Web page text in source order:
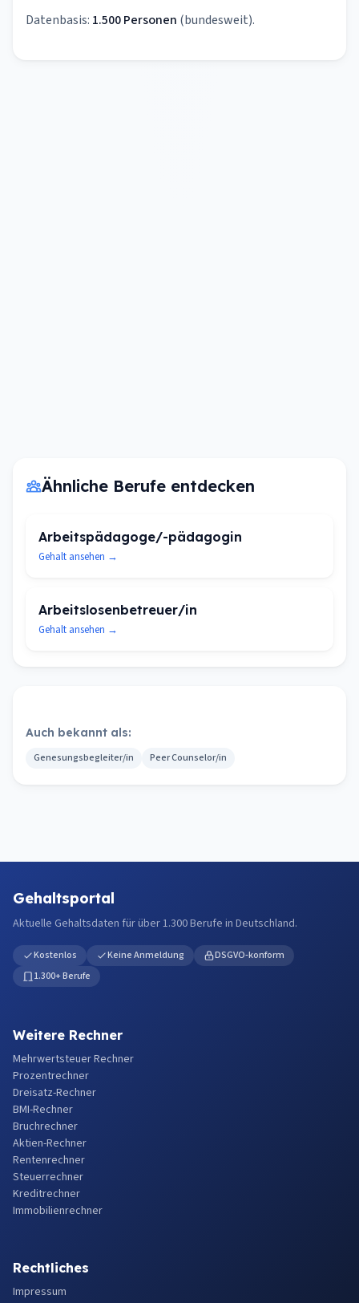
Datenbasis: 1.500 Personen (bundesweit).
Ähnliche Berufe entdecken
Arbeitspädagoge/-pädagogin
Gehalt ansehen →
Arbeitslosenbetreuer/in
Gehalt ansehen →
Auch bekannt als:
Genesungsbegleiter/in Peer Counselor/in
Gehaltsportal
Aktuelle Gehaltsdaten für über 1.300 Berufe in Deutschland.
Kostenlos Keine Anmeldung
DSGVO-konform
1.300+ Berufe
Weitere Rechner
Mehrwertsteuer Rechner
Prozentrechner
Dreisatz-Rechner
BMI-Rechner
Bruchrechner
Aktien-Rechner
Rentenrechner
Steuerrechner
Kreditrechner
Immobilienrechner
Rechtliches
Impressum